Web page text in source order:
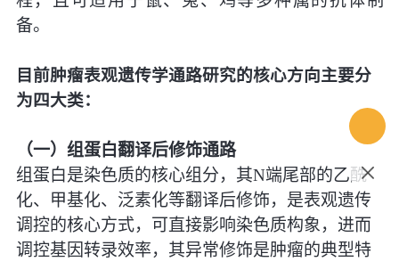
备。
目前肿瘤表观遗传学通路研究的核心方向主要分
为四大类：
（一）组蛋白翻译后修饰通路
组蛋白是染色质的核心组分，其N端尾部的乙酰
化、甲基化、泛素化等翻译后修饰，是表观遗传
调控的核心方式，可直接影响染色质构象，进而
调控基因转录效率，其异常修饰是肿瘤的典型特